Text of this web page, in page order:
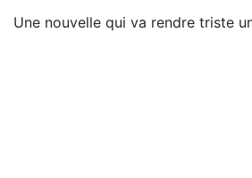
Une nouvelle qui va rendre triste